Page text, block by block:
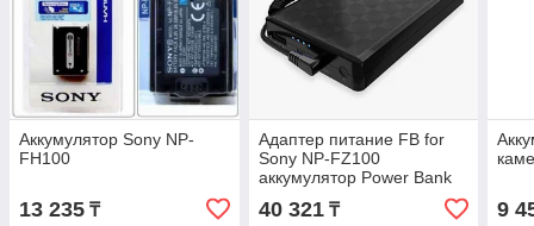
Аккумулятор Sony NP-
FH100
13 235 ₸
Адаптер питание FB for
Sony NP-FZ100
аккумулятор Power Bank
40 321₸ 9